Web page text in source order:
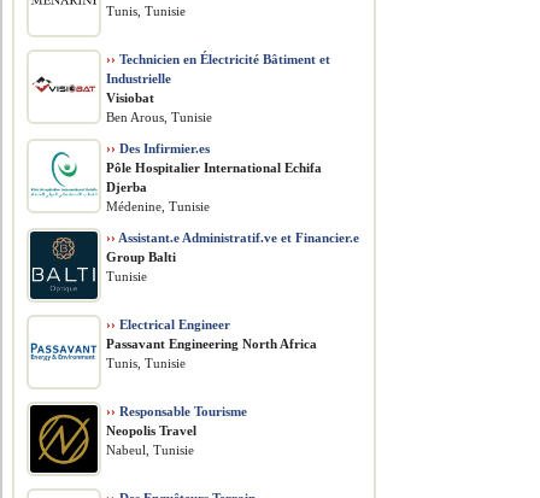
Tunis, Tunisie
›› Technicien en Électricité Bâtiment et
Industrielle
Visiobat
Ben Arous, Tunisie
›› Des Infirmier.es
Pôle Hospitalier International Echifa
Djerba
Médenine, Tunisie
›› Assistant.e Administratif.ve et Financier.e
Group Balti
Tunisie
›› Electrical Engineer
Passavant Engineering North Africa
Tunis, Tunisie
›› Responsable Tourisme
Neopolis Travel
Nabeul, Tunisie